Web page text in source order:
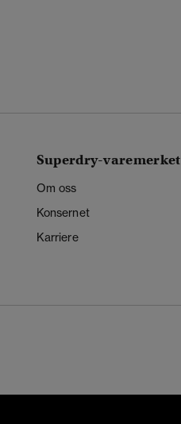
Superdry-varemerket
Om oss
Konsernet
Karriere